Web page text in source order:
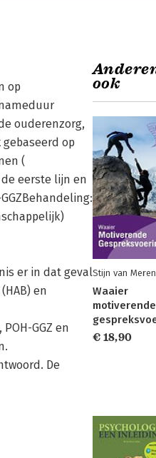
op
ouderenzorg,
op
(
eerste lijn en
er in dat geval
en
GGZ en
De
ook
Stijn van
Waaier
motiverende
€ 18,90